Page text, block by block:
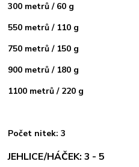
300 metrů / 60 g
550 metrů / 110 g
750 metrů / 150 g
900 metrů / 180 g
1100 metrů / 220 g
Počet nitek: 3
JEHLICE/HÁČEK: 3 - 5